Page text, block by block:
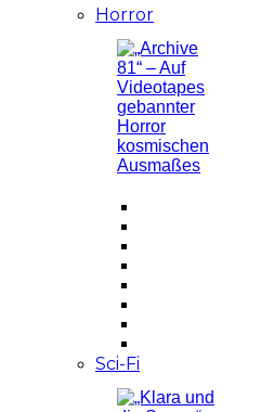
Horror
Sci-Fi